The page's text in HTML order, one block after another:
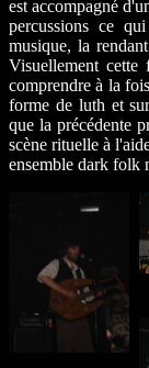
est accompagné
percussions ce
musique, la
Visuellement
comprendre à la
forme de luth et
que la précédente
scène rituelle à
ensemble dark folk